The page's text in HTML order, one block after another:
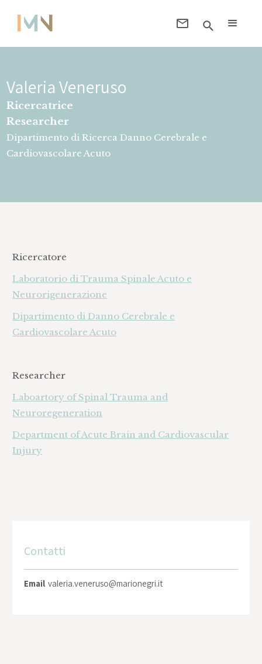
Valeria Veneruso
Ricercatrice
Researcher
Dipartimento di Ricerca Danno Cerebrale e
Cardiovascolare Acuto
Ricercatore
Laboratorio di Trauma Spinale Acuto e
Neurorigenerazione
Dipartimento di Danno Cerebrale e
Cardiovascolare Acuto
Researcher
Laboartory of Spinal Trauma and
Neuroregeneration
Department of Acute Brain and Cardiovascular
Injury
Contatti
Email valeria.veneruso@marionegri.it